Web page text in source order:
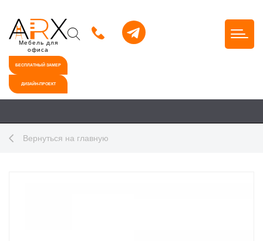
Мебель для
офиса
БЕСПЛАТНЫЙ ЗАМЕР
ДИЗАЙН-ПРОЕКТ
Вернуться на главную